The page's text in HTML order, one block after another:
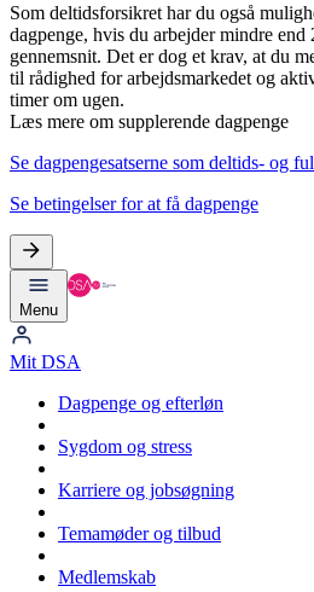
Som deltidsforsikret har du også
dagpenge, hvis du arbejder mindre
gennemsnit. Det er dog et krav, at du
til rådighed for arbejdsmarkedet og
timer om ugen.
Læs mere om supplerende dagpenge
Se dagpengesatserne som deltids- og
Se betingelserfor at få dagpenge
Menu
Mit DSA
Dagpenge og efterløn
Sygdom og stress
Karriere og jobsøgning
Temamøder og tilbud
Medlemskab